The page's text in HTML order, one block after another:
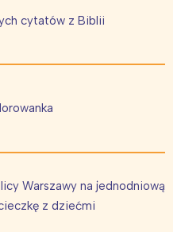
cytatów z Biblii
Warszawy na jednodniową
z dziećmi